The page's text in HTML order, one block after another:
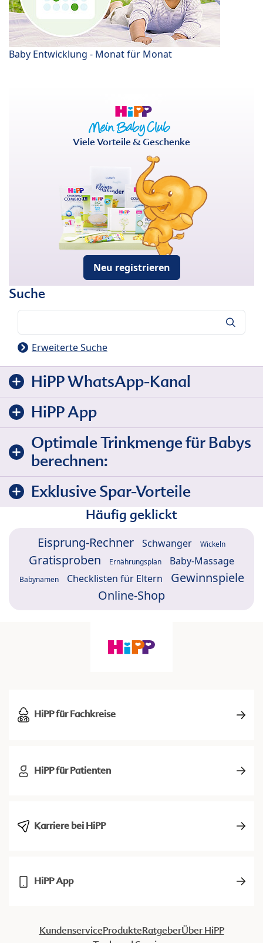
Baby Entwicklung - Monat für Monat
Viele Vorteile & Geschenke
Neu registrieren
Suche
Erweiterte Suche
HiPP WhatsApp-Kanal
HiPP App
Optimale Trinkmenge für Babys
berechnen:
Exklusive Spar-Vorteile
Häufig geklickt
Eisprung-Rechner Schwanger Wickeln
Gratisproben Ernährungsplan Baby-Massage
Babynamen Checklisten für Eltern
Gewinnspiele
Online-Shop
HiPP für Fachkreise
HiPP für Patienten
Karriere bei HiPP
HiPP App
KundenserviceProdukteRatgeberÜber HiPP